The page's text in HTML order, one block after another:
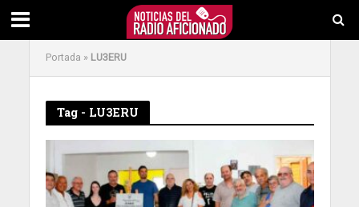
Portada » LU3ERU
Tag - LU3ERU